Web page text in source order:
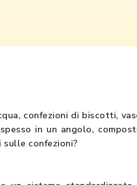
confezioni di biscotti,
in un angolo,
sulle confezioni?